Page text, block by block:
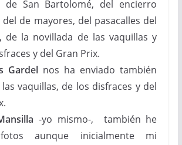
de San Bartolomé, del encierro
de mayores, del pasacalles del
de la novillada de las vaquillas y
y del Gran Prix.
Gardelnos ha enviado también
vaquillas, de los disfraces y del
-yo mismo-, también he
aunque inicialmente mi